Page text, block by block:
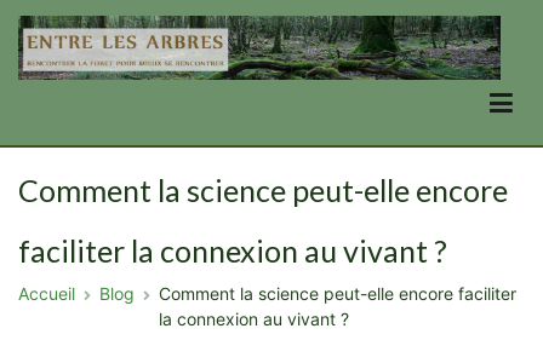
contenu
Comment la science peut-elle encore
faciliter la connexion au vivant ?
Accueil Blog
Comment la science peut-elle encore faciliter
la connexion au vivant ?